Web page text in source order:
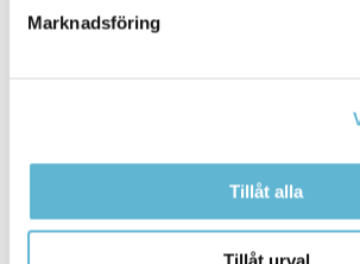
Marknadsföring
Tillåt alla
Postadress
Box 18, 295 21 Bromölla
Fax: 0456-82 22 00